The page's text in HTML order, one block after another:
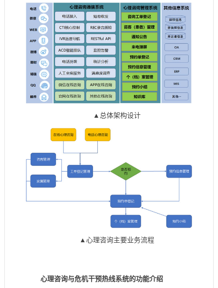
▲总体架构设计
▲心理咨询主要业务流程
心理咨询与危机干预热线系统的功能介绍